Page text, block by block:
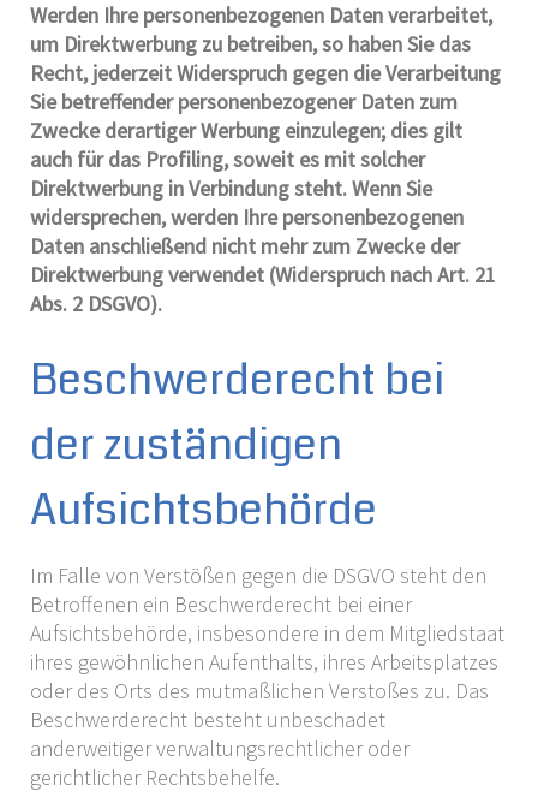
Werden Ihre personenbezogenen Daten verarbeitet,
um Direktwerbung zu betreiben, so haben Sie das
Recht, jederzeit Widerspruch gegen die Verarbeitung
Sie betreffender personenbezogener Daten zum
Zwecke derartiger Werbung einzulegen; dies gilt
auch für das Profiling, soweit es mit solcher
Direktwerbung in Verbindung steht. Wenn Sie
widersprechen, werden Ihre personenbezogenen
Daten anschließend nicht mehr zum Zwecke der
Direktwerbung verwendet (Widerspruch nach Art. 21
Abs. 2 DSGVO).
Beschwerderecht bei
der zuständigen
Aufsichtsbehörde
Im Falle von Verstößen gegen die DSGVO steht den
Betroffenen ein Beschwerderecht bei einer
Aufsichtsbehörde, insbesondere in dem Mitgliedstaat
ihres gewöhnlichen Aufenthalts, ihres Arbeitsplatzes
oder des Orts des mutmaßlichen Verstoßes zu. Das
Beschwerderecht besteht unbeschadet
anderweitiger verwaltungsrechtlicher oder
gerichtlicher Rechtsbehelfe.